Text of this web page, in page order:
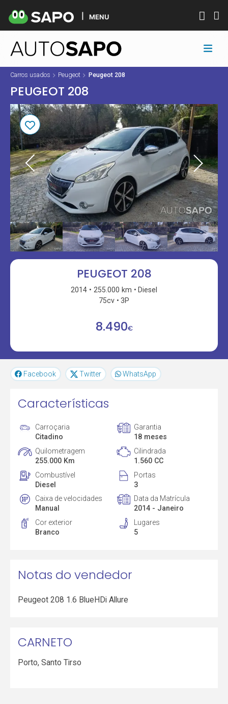
MENU
Carros usados Peugeot Peugeot 208
PEUGEOT 208
PEUGEOT 208
2014 255.000 km
Diesel
75cv
3P
8.490€
Facebook Twitter WhatsApp
Características
Carroçaria
Citadino
Garantia
18 meses
Quilometragem
255.000 Km
Cilindrada
1.560 CC
Combustível
Diesel
Portas
3
Caixa de velocidades
Manual
Data da Matrícula
2014 - Janeiro
Cor exterior
Branco
Lugares
5
Notas do vendedor
Peugeot 208 1.6 BlueHDi Allure
CARNETO
Porto,Santo Tirso